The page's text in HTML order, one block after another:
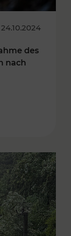
24.10.2024
des
nach